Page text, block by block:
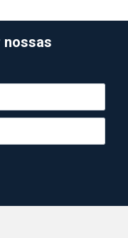
nossas